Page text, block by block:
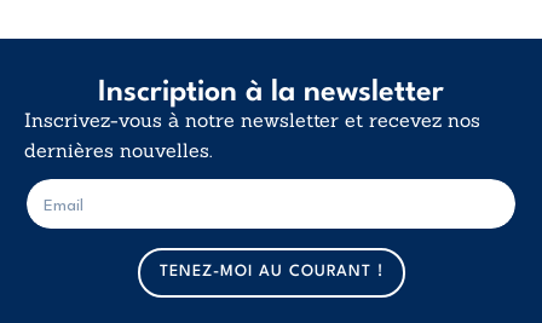
Inscription à la newsletter
Inscrivez-vous à notre newsletter et recevez nos
dernières nouvelles.
m
a
i
l
E
-
m
TENEZ-MOI AU COURANT !